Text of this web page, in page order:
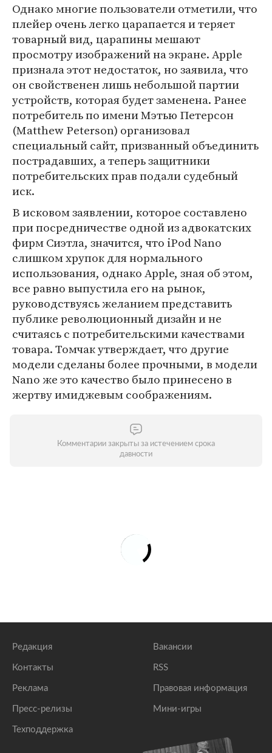
Однако многие пользователи отметили, что
плейер очень легко царапается и теряет
товарный вид, царапины мешают
просмотру изображений на экране. Apple
признала этот недостаток, но заявила, что
он свойственен лишь небольшой партии
устройств, которая будет заменена. Ранее
потребитель по имени Мэтью Петерсон
(Matthew Peterson) организовал
специальный сайт, призванный объединить
пострадавших, а теперь защитники
потребительских прав подали судебный
иск.
В исковом заявлении, которое составлено
при посредничестве одной из адвокатских
фирм Сиэтла, значится, что iPod Nano
слишком хрупок для нормального
использования, однако Apple, зная об этом,
все равно выпустила его на рынок,
руководствуясь желанием представить
публике революционный дизайн и не
считаясь с потребительскими качествами
товара. Томчак утверждает, что другие
модели сделаны более прочными, в модели
Nano же это качество было принесено в
жертву имиджевым соображениям.
Комментарии закрыты за истечением срока
давности
Редакция
Контакты
Реклама
Пресс-релизы
Техподдержка
Вакансии
RSS
Правовая информация
Мини-игры